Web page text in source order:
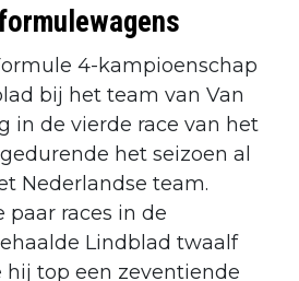
4-kampioenschap
bij het team van Van
in de vierde race van het
het seizoen al
Nederlandse team.
paar races in de
Lindblad twaalf
top een zeventiende